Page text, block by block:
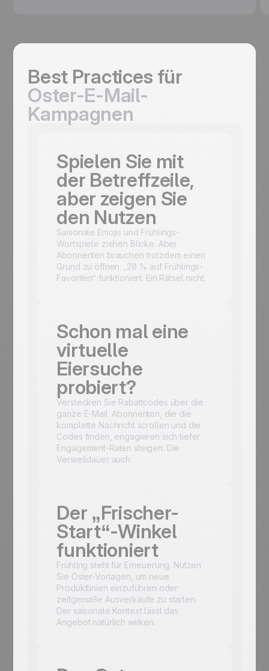
Best Practices für
Oster-E-Mail-
Kampagnen
Spielen Sie mit
der Betreffzeile,
aber zeigen Sie
den Nutzen
Saisonale Emojis und Frühlings-
Wortspiele ziehen Blicke. Aber
Abonnenten brauchen trotzdem einen
Grund zu öffnen. „20 % auf Frühlings-
Favoriten“ funktioniert. Ein Rätsel nicht.
Schon mal eine
virtuelle
Eiersuche
probiert?
Verstecken Sie Rabattcodes über die
ganze E-Mail. Abonnenten, die die
komplette Nachricht scrollen und die
Codes finden, engagieren sich tiefer.
Engagement-Raten steigen. Die
Verweildauer auch.
Der „Frischer-
Start“-Winkel
funktioniert
Frühling steht für Erneuerung. Nutzen
Sie Oster-Vorlagen, um neue
Produktlinien einzuführen oder
zeitgemäße Ausverkäufe zu starten.
Der saisonale Kontext lässt das
Angebot natürlich wirken.